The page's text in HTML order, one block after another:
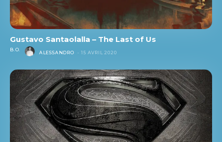
Gustavo Santaolalla – The Last of Us
B.O. ALESSANDRO - 15 AVRIL 2020